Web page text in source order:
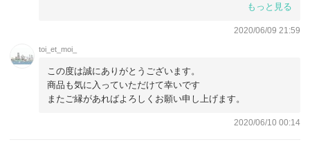
もっと見る
2020/06/09 21:59
toi_et_moi_
この度は誠にありがとうございます。
商品も気に入っていただけて幸いです
またご縁があればよろしくお願い申し上げます。
2020/06/10 00:14